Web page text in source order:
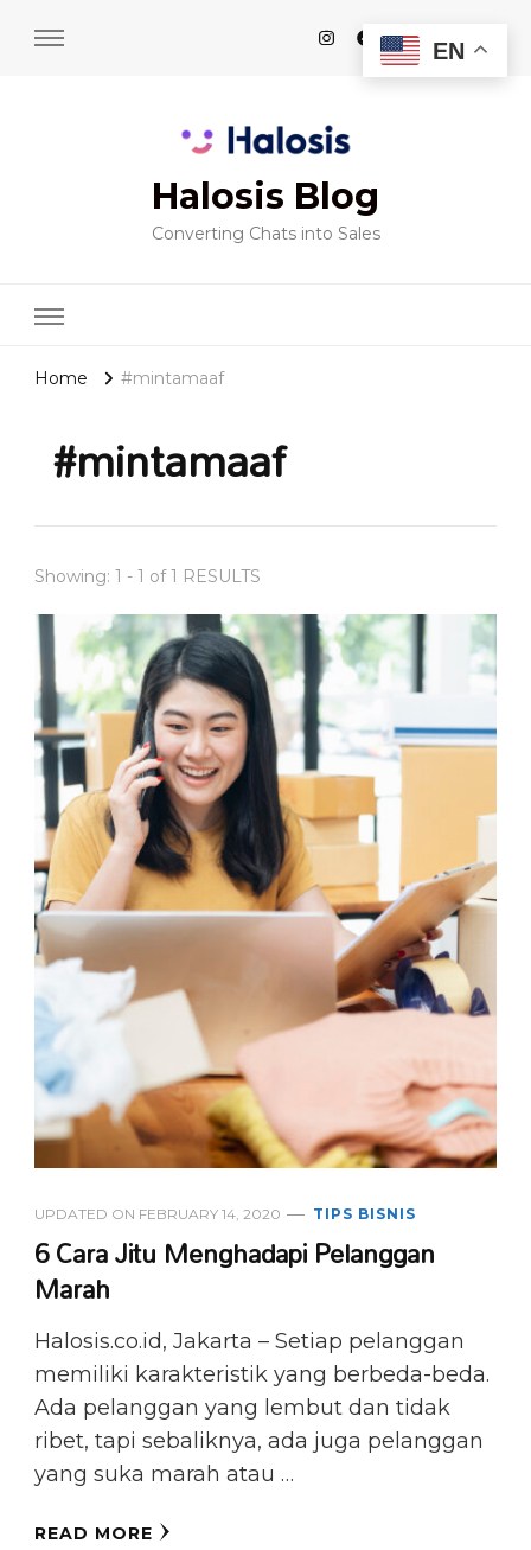
Halosis Blog
Converting Chats into Sales
Home #mintamaaf
#mintamaaf
Showing: 1 - 1 of 1 RESULTS
UPDATED ON FEBRUARY 14, 2020 TIPS BISNIS
6 Cara Jitu Menghadapi Pelanggan
Marah
Halosis.co.id, Jakarta – Setiap pelanggan
memiliki karakteristik yang berbeda-beda.
Ada pelanggan yang lembut dan tidak
ribet, tapi sebaliknya, ada juga pelanggan
yang suka marah atau …
READ MORE
EN